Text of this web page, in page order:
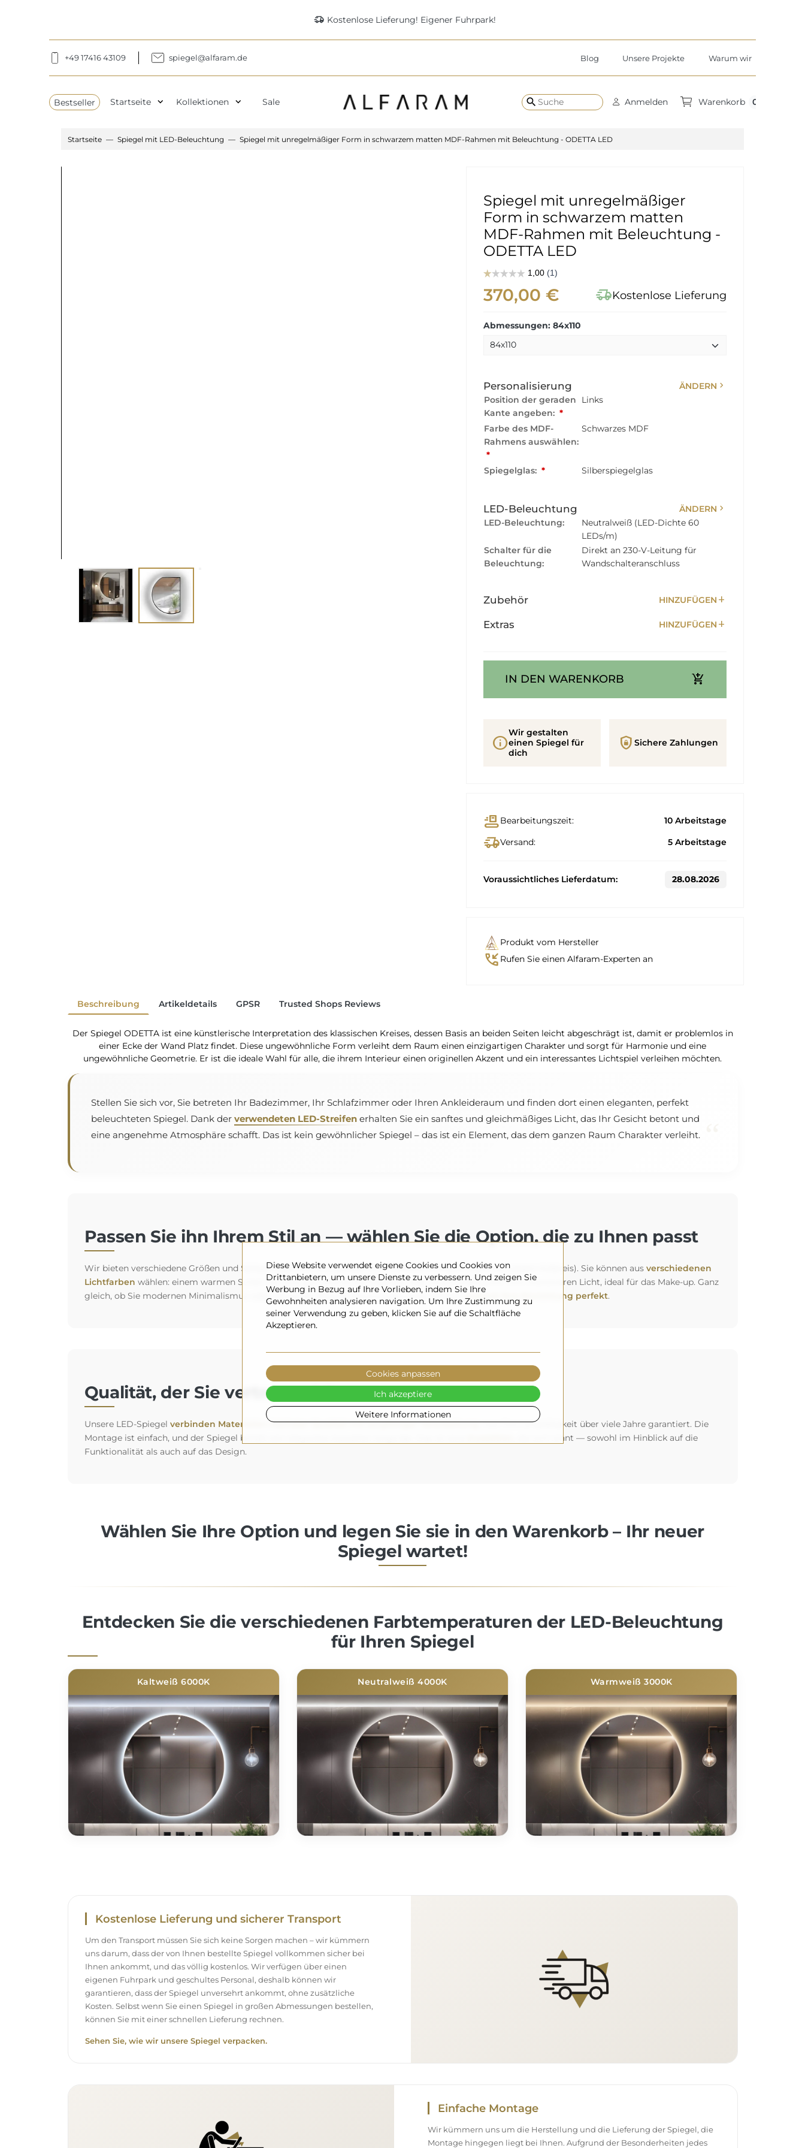
delivery_truck_speed Kostenlose Lieferung! Eigener Fuhrpark!
+49 17416 43109 spiegel@alfaram.de Blog Unsere Projekte Warum wir
Bestseller Startseite expand_more Kollektionen expand_more Sale search Anmelden Warenkorb 0
Startseite Spiegel mit LED-Beleuchtung Spiegel mit unregelmäßiger Form in schwarzem matten MDF-Rahmen mit Beleuchtung - ODETTA LED
Spiegel mit unregelmäßiger
Form in schwarzem matten
MDF-Rahmen mit Beleuchtung -
ODETTA LED
370,00 € delivery_truck_speedKostenlose Lieferung
Abmessungen: 84x110
Personalisierung ÄNDERN chevron_right
Position der geraden
Kante angeben: *
Links
Farbe des MDF-
Rahmens auswählen:
*
Schwarzes MDF
Spiegelglas: * Silberspiegelglas
LED-Beleuchtung ÄNDERN chevron_right
LED-Beleuchtung:
Neutralweiß (LED-Dichte 60
LEDs/m)
Schalter für die
Beleuchtung:
Direkt an 230-V-Leitung für
Wandschalteranschluss
Zubehör HINZUFÜGEN add
Extras HINZUFÜGEN add
IN DEN WARENKORB add_shopping_cart
info
Wir gestalten
einen Spiegel für
dich
shield_lock Sichere Zahlungen
conveyor_beltBearbeitungszeit: 10 Arbeitstage
delivery_truck_speedVersand: 5 Arbeitstage
Voraussichtliches Lieferdatum: 28.08.2026
Produkt vom Hersteller
phone_callback Rufen Sie einen Alfaram-Experten an
Beschreibung Artikeldetails GPSR Trusted Shops Reviews
Der Spiegel ODETTA ist eine künstlerische Interpretation des klassischen Kreises, dessen Basis an beiden Seiten leicht abgeschrägt ist, damit er problemlos in
einer Ecke der Wand Platz findet. Diese ungewöhnliche Form verleiht dem Raum einen einzigartigen Charakter und sorgt für Harmonie und eine
ungewöhnliche Geometrie. Er ist die ideale Wahl für alle, die ihrem Interieur einen originellen Akzent und ein interessantes Lichtspiel verleihen möchten.
Stellen Sie sich vor, Sie betreten Ihr Badezimmer, Ihr Schlafzimmer oder Ihren Ankleideraum und finden dort einen eleganten, perfekt
beleuchteten Spiegel. Dank der verwendeten LED-Streifenerhalten Sie ein sanftes und gleichmäßiges Licht, das Ihr Gesicht betont und
eine angenehme Atmosphäre schafft. Das ist kein gewöhnlicher Spiegel – das ist ein Element, das dem ganzen Raum Charakter verleiht.
Passen Sie ihn Ihrem Stil an — wählen Sie die Option, die zu Ihnen passt
Wir bieten verschiedene Größen und Spiegeltypen, die sich perfekt in Ihr Zuhause einfügen (optional, gegen Aufpreis). Sie können aus verschiedenen
Lichtfarben wählen: einem warmen Schein für eine gemütliche Atmosphäre oder einem kräftigeren und intensiveren Licht, ideal für das Make-up. Ganz
gleich, ob Sie modernen Minimalismus oder klassische Eleganz bevorzugen, unser Spiegelergänzt Ihre Einrichtung perfekt.
Qualität, der Sie vertrauen können
Unsere LED-Spiegel verbinden Materialien höchster Qualität mit sorgfältiger Verarbeitung, was ihre Langlebigkeit über viele Jahre garantiert. Die
Montage ist einfach, und der Spiegel behält sein elegantes Aussehen lange bei. Das ist eine
, die sich lohnt — sowohl im Hinblick auf die
Funktionalität als auch auf das Design.
Wählen Sie Ihre Option und legen Sie sie in den Warenkorb – Ihr neuer
Spiegel wartet!
Entdecken Sie die verschiedenen Farbtemperaturen der LED-Beleuchtung
für Ihren Spiegel
Kaltweiß 6000K Neutralweiß 4000K Warmweiß 3000K
Kostenlose Lieferung und sicherer Transport
Um den Transport müssen Sie sich keine Sorgen machen – wir kümmern
uns darum, dass der von Ihnen bestellte Spiegel vollkommen sicher bei
Ihnen ankommt, und das völlig kostenlos. Wir verfügen über einen
eigenen Fuhrpark und geschultes Personal, deshalb können wir
garantieren, dass der Spiegel unversehrt ankommt, ohne zusätzliche
Kosten. Selbst wenn Sie einen Spiegel in großen Abmessungen bestellen,
können Sie mit einer schnellen Lieferung rechnen.
Sehen Sie, wie wir unsere Spiegel verpacken.
Einfache Montage
Wir kümmern uns um die Herstellung und die Lieferung der Spiegel, die
Montage hingegen liegt bei Ihnen. Aufgrund der Besonderheiten jedes
Diese Website verwendet eigene Cookies und Cookies von
Drittanbietern, um unsere Dienste zu verbessern. Und zeigen Sie
Werbung in Bezug auf Ihre Vorlieben, indem Sie Ihre
Gewohnheiten analysieren navigation. Um Ihre Zustimmung zu
seiner Verwendung zu geben, klicken Sie auf die Schaltfläche
Akzeptieren.
Weitere Informationen
Cookies anpassen
Ich akzeptiere